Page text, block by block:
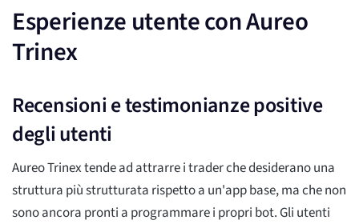
Esperienze utente con Aureo
Trinex
Recensioni e testimonianze positive
degli utenti
Aureo Trinex tende ad attrarre i trader che desiderano una
struttura più strutturata rispetto a un'app base, ma che non
sono ancora pronti a programmare i propri bot. Gli utenti